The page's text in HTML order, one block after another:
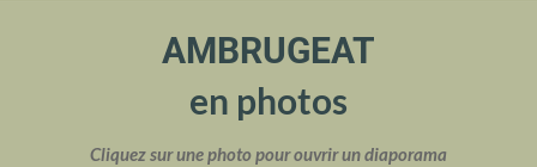
AMBRUGEAT
en photos
Cliquez sur une photo pour ouvrir un diaporama